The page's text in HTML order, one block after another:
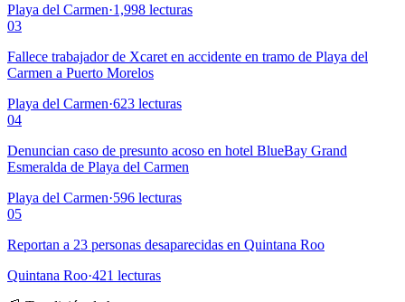
Playa del Carmen·1,998 lecturas
03
Fallece trabajador de Xcaret en accidente en tramo de Playa del
Carmen a Puerto Morelos
Playa del Carmen·623 lecturas
04
Denuncian caso de presunto acoso en hotel BlueBay Grand
Esmeralda de Playa del Carmen
Playa del Carmen·596 lecturas
05
Reportan a 23 personas desaparecidas en Quintana Roo
Quintana Roo·421 lecturas